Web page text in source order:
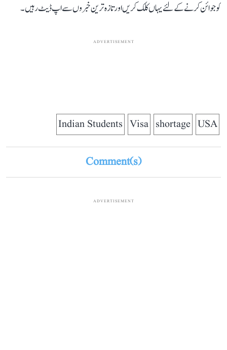
کو جوائن کرنے کے لئے یہاں کلک کریں اور تازہ ترین خبروں سے اپ ڈیٹ رہیں۔
ADVERTISEMENT
USA
shortage
Visa
Indian Students
Comment(s)
ADVERTISEMENT